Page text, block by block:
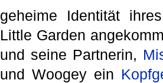
geheime Identität
Little Garden
und seine Partnerin,
und Woogey ein